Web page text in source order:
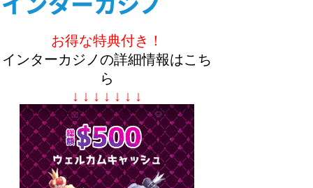
お得な特典付き！
インターカジノの詳細情報はこち
ら
↓ ↓ ↓ ↓ ↓ ↓ ↓